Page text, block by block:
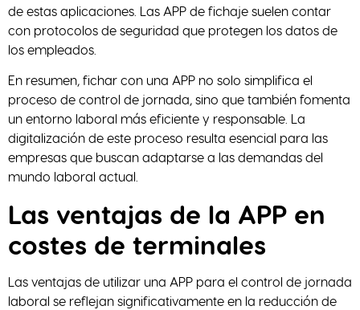
de estas aplicaciones. Las APP de fichaje suelen contar
con protocolos de seguridad que protegen los datos de
los empleados.
En resumen, fichar con una APP no solo simplifica el
proceso de control de jornada, sino que también fomenta
un entorno laboral más eficiente y responsable. La
digitalización de este proceso resulta esencial para las
empresas que buscan adaptarse a las demandas del
mundo laboral actual.
Las ventajas de la APP en
costes de terminales
Las ventajas de utilizar una APP para el control de jornada
laboral se reflejan significativamente en la reducción de